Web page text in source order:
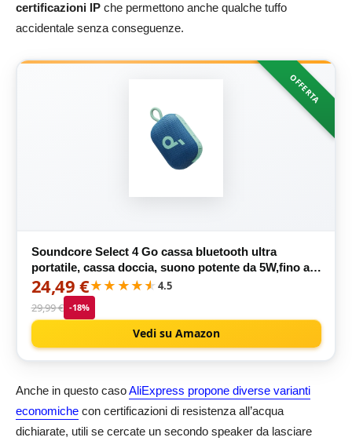
certificazioni IP che permettono anche qualche tuffo
accidentale senza conseguenze.
OFFERTA
Soundcore Select 4 Go cassa bluetooth ultra
portatile, cassa doccia, suono potente da 5W,fino a
20 ore di riproduzione, IP67, mini cassa bluetooth,
galleggiante, ideale per escursioni
24,49 €★★★★★
★★★★★ 4.5
29,99 € -18%
Vedi su Amazon
Anche in questo casoAliExpress propone diverse varianti
economiche con certificazioni di resistenza all’acqua
dichiarate, utili se cercate un secondo speaker da lasciare